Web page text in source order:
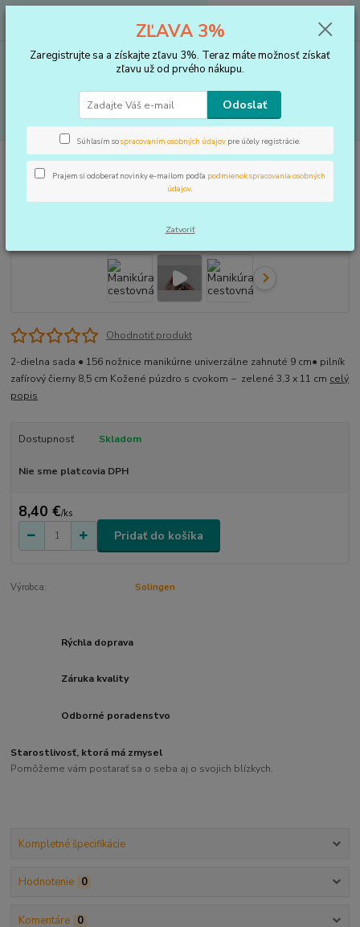
za0 €
Úvod STAROSTLIVOSŤ O RUKY A NOHY Manikúra cestovná
Manikúra cestovná
Ohodnotiť produkt
2-dielna sada ● 156 nožnice manikúrne univerzálne zahnuté 9 cm● pilník
zafírový čierny 8,5 cm Kožené púzdro s cvokom − zelené 3,3 x 11 cm celý
popis
Dostupnosť Skladom
Nie sme platcovia DPH
8,40 €/ks
Pridať do košíka
Výrobca: Solingen
Rýchla doprava
Záruka kvality
Odborné poradenstvo
Starostlivosť, ktorá má zmysel
Pomôžeme vám postarať sa o seba aj o svojich blízkych.
Kompletné špecifikácie
Hodnotenie 0
Komentáre 0
ZĽAVA 3%
Zaregistrujte sa a získajte zľavu 3%. Teraz máte možnosť získať
zľavu už od prvého nákupu.
Odoslať
Súhlasím sospracovaním osobných údajov pre účely registrácie.
Prajem si odoberať novinky e-mailom podľa podmienok spracovania osobných
údajov.
Zatvoriť